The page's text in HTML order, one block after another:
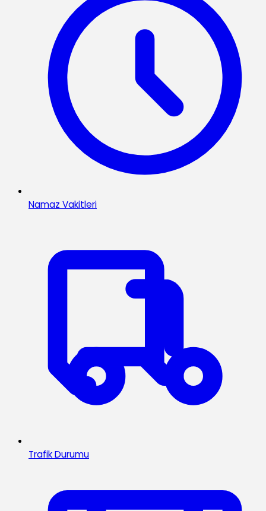
Namaz Vakitleri
Trafik Durumu